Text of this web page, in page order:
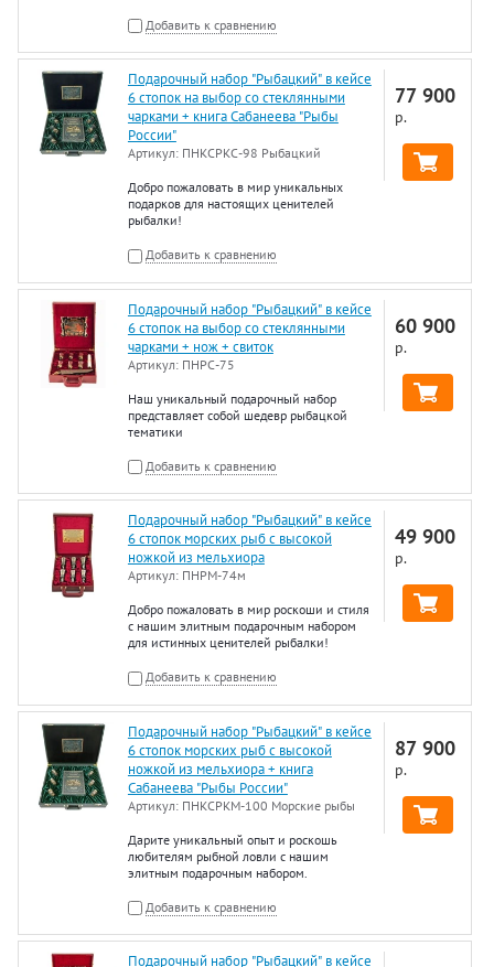
Добавить к сравнению
77 900
р.
Подарочный набор "Рыбацкий" в кейсе
6 стопок на выбор со стеклянными
чарками + книга Сабанеева "Рыбы
России"
Артикул:ПНКСРКС-98 Рыбацкий
Добро пожаловать в мир уникальных
подарков для настоящих ценителей
рыбалки!
Добавить к сравнению
60 900
р.
Подарочный набор "Рыбацкий" в кейсе
6 стопок на выбор со стеклянными
чарками + нож + свиток
Артикул:ПНРС-75
Наш уникальный подарочный набор
представляет собой шедевр рыбацкой
тематики
Добавить к сравнению
49 900
р.
Подарочный набор "Рыбацкий" в кейсе
6 стопок морских рыб с высокой
ножкой из мельхиора
Артикул:ПНРМ-74м
Добро пожаловать в мир роскоши и стиля
с нашим элитным подарочным набором
для истинных ценителей рыбалки!
Добавить к сравнению
87 900
р.
Подарочный набор "Рыбацкий" в кейсе
6 стопок морских рыб с высокой
ножкой из мельхиора + книга
Сабанеева "Рыбы России"
Артикул:ПНКСРКМ-100 Морские рыбы
Дарите уникальный опыт и роскошь
любителям рыбной ловли с нашим
элитным подарочным набором.
Добавить к сравнению
Подарочный набор "Рыбацкий" в кейсе